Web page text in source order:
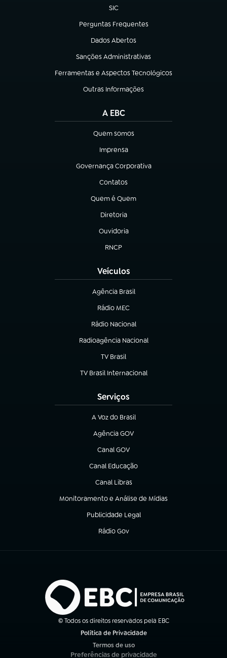
SIC
(abre em nova aba)
Perguntas Frequentes
(abre em nova aba)
Dados Abertos
(abre em nova aba)
Sanções Administrativas
(abre em nova aba)
Ferramentas e Aspectos Tecnológicos
(abre em nova aba)
Outras Informações
(abre em nova aba)
A EBC
Quem somos
(abre em nova aba)
Imprensa
(abre em nova aba)
Governança Corporativa
(abre em nova aba)
Contatos
(abre em nova aba)
Quem é Quem
(abre em nova aba)
Diretoria
(abre em nova aba)
Ouvidoria
(abre em nova aba)
RNCP
(abre em nova aba)
Veículos
Agência Brasil
(abre em nova aba)
Rádio MEC
(abre em nova aba)
Rádio Nacional
Radioagência Nacional
(abre em nova aba)
TV Brasil
(abre em nova aba)
TV Brasil Internacional
(abre em nova aba)
Serviços
A Voz do Brasil
(abre em nova aba)
Agência GOV
(abre em nova aba)
Canal GOV
(abre em nova aba)
Canal Educação
(abre em nova aba)
Canal Libras
(abre em nova aba)
Monitoramento e Análise de Mídias
(abre em nova aba)
Publicidade Legal
(abre em nova aba)
Rádio Gov
(abre em nova aba)
© Todos os direitos reservados pela EBC
Política de Privacidade
Termos de uso
(abre em nova aba)
Preferências de privacidade